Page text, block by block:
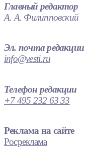
Главный редактор
А. А. Филипповский
Эл. почта редакции
info@vesti.ru
Телефон редакции
+7 495 232 63 33
Реклама на сайте
Росреклама